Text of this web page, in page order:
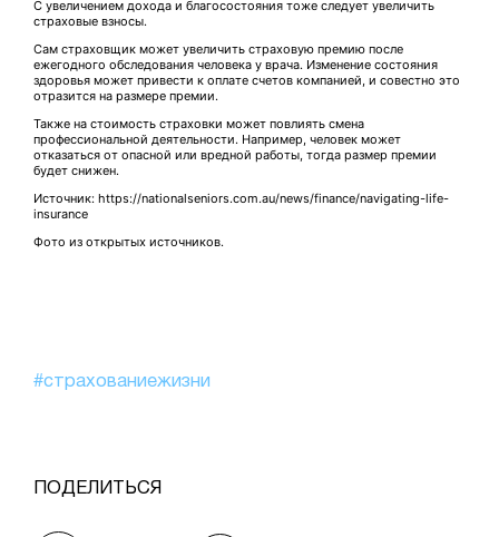
С увеличением дохода и благосостояния тоже следует увеличить
страховые взносы.
Сам страховщик может увеличить страховую премию после
ежегодного обследования человека у врача. Изменение состояния
здоровья может привести к оплате счетов компанией, и совестно это
отразится на размере премии.
Также на стоимость страховки может повлиять смена
профессиональной деятельности. Например, человек может
отказаться от опасной или вредной работы, тогда размер премии
будет снижен.
Источник: https://nationalseniors.com.au/news/finance/navigating-life-
insurance
Фото из открытых источников.
#страхованиежизни
ПОДЕЛИТЬСЯ